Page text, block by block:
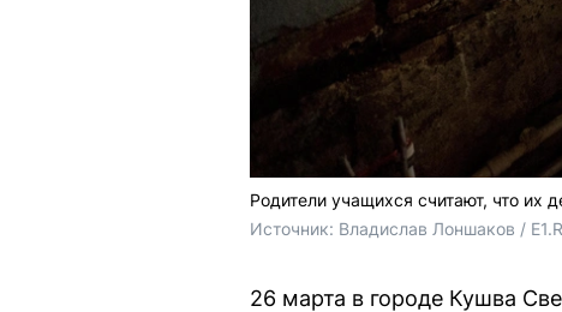
Родители учащихся считают, что их
Источник: Владислав Лоншаков /
26 марта в городе Кушва